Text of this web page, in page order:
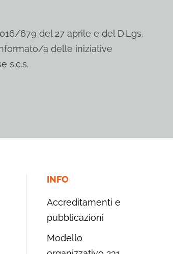
679 del 27 aprile e del D.Lgs.
a delle iniziative
s.c.s.
INFO
Accreditamenti e
pubblicazioni
Modello